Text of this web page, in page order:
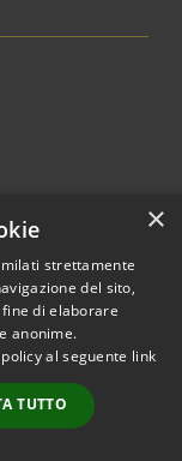
© 2026 • Comune di
• Powered by
•
Accesso
redazione
×
strettamente
del sito,
di elaborare
anonime.
al seguente link
TUTTO